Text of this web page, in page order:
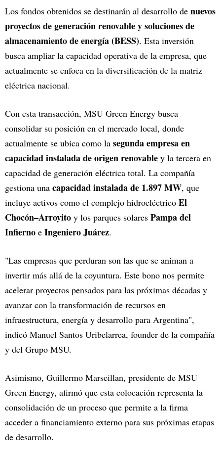
Los fondos obtenidos se destinarán al desarrollo de nuevos
proyectos de generación renovable y soluciones de
almacenamiento de energía (BESS). Esta inversión
busca ampliar la capacidad operativa de la empresa, que
actualmente se enfoca en la diversificación de la matriz
eléctrica nacional.
Con esta transacción, MSU Green Energy busca
consolidar su posición en el mercado local, donde
actualmente se ubica como la segunda empresa en
capacidad instalada de origen renovable y la tercera en
capacidad de generación eléctrica total. La compañía
gestiona una capacidad instalada de 1.897 MW, que
incluye activos como el complejo hidroeléctrico El
Chocón–Arroyito y los parques solares Pampa del
Infierno e Ingeniero Juárez.
"Las empresas que perduran son las que se animan a
invertir más allá de la coyuntura. Este bono nos permite
acelerar proyectos pensados para las próximas décadas y
avanzar con la transformación de recursos en
infraestructura, energía y desarrollo para Argentina",
indicó Manuel Santos Uribelarrea, founder de la compañía
y del Grupo MSU.
Asimismo, Guillermo Marseillan, presidente de MSU
Green Energy, afirmó que esta colocación representa la
consolidación de un proceso que permite a la firma
acceder a financiamiento externo para sus próximas etapas
de desarrollo.